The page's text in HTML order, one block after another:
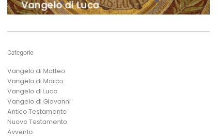
Categorie
Vangelo di Matteo
Vangelo di Marco
Vangelo di Luca
Vangelo di Giovanni
Antico Testamento
Nuovo Testamento
Avvento